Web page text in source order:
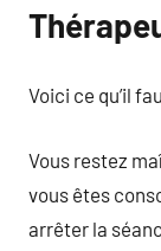
Voici ce qu’il
Vous restez
vous êtes
arrêter la